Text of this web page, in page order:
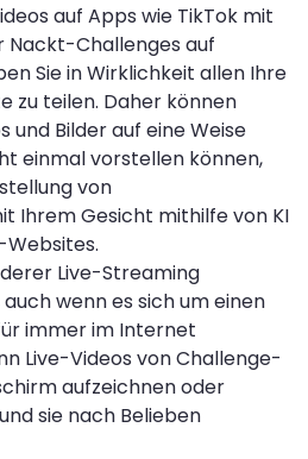
auf Apps wie TikTok mit
Challenges auf
Sie in Wirklichkeit allen Ihre
zu teilen. Daher können
und Bilder auf eine Weise
einmal vorstellen können,
von
Ihrem Gesicht mithilfe von KI
Live-Streaming
wenn es sich um einen
immer im Internet
Live-Videos von Challenge-
aufzeichnen oder
sie nach Belieben